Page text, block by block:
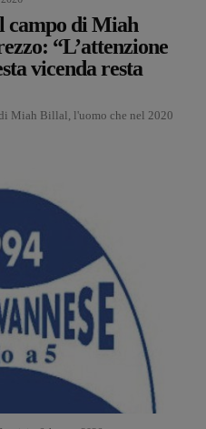
campo di Miah
“L’attenzione
vicenda resta
Miah Billal, l'uomo che nel 2020